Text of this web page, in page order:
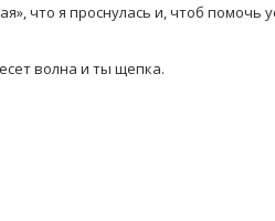
что я проснулась и, чтоб помочь
волна и ты щепка.